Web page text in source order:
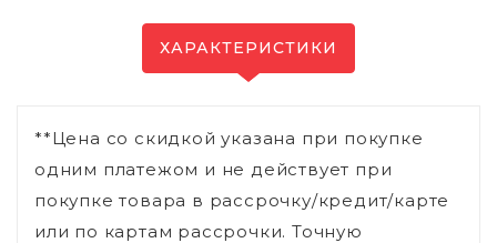
ХАРАКТЕРИСТИКИ
**Цена со скидкой указана при покупке
одним платежом и не действует при
покупке товара в рассрочку/кредит/карте
или по картам рассрочки. Точную